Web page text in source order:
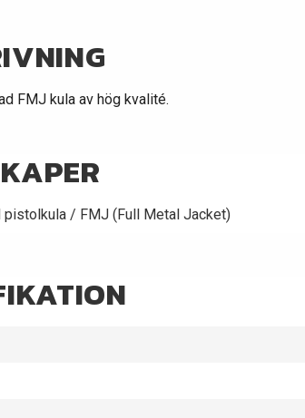
FMJ kula av hög kvalité.
pistolkula / FMJ (Full Metal Jacket)